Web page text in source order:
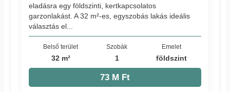
eladásra egy földszinti, kertkapcsolatos
garzonlakást. A 32 m²-es, egyszobás lakás ideális
választás el...
Belső terület
32 m²
Szobák
1
Emelet
földszint
73 M Ft